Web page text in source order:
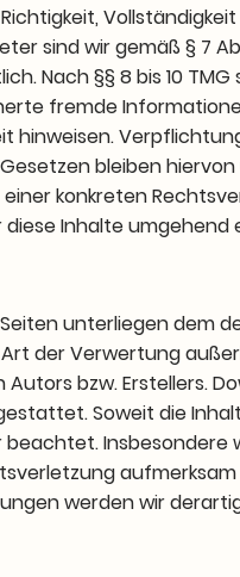
sind wir gemäß § 7
Nach §§ 8 bis 10 TMG
fremde
hinweisen.
bleiben hiervon
konkreten
Inhalte umgehend
unterliegen dem
der Verwertung
bzw. Erstellers.
Soweit die
Insbesondere
werden wir